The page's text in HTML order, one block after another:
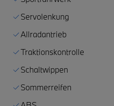
Servolenkung
Allradantrieb
Traktionskontrolle
Schaltwippen
Sommerreifen